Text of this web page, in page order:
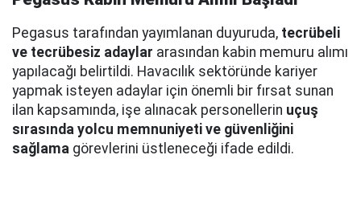
Pegasus tarafından yayımlanan duyuruda, tecrübeli
ve tecrübesiz adaylar arasından kabin memuru alımı
yapılacağı belirtildi. Havacılık sektöründe kariyer
yapmak isteyen adaylar için önemli bir fırsat sunan
ilan kapsamında, işe alınacak personellerin uçuş
sırasında yolcu memnuniyeti ve güvenliğini
sağlama görevlerini üstleneceği ifade edildi.